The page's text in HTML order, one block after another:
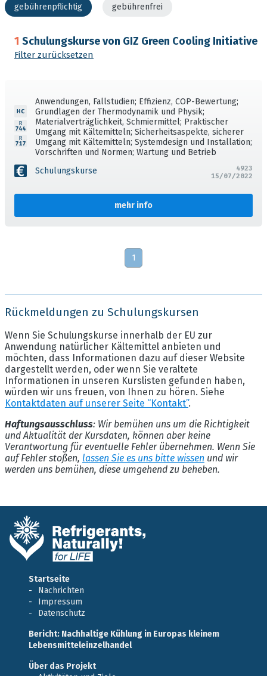
gebührenpflichtig gebührenfrei
1 Schulungskurse von GIZ Green Cooling Initiative
Filter zurücksetzen
Anwendungen, Fallstudien; Effizienz, COP-Bewertung;
Grundlagen der Thermodynamik und Physik;
Materialverträglichkeit, Schmiermittel; Praktischer
Umgang mit Kältemitteln; Sicherheitsaspekte, sicherer
Umgang mit Kältemitteln; Systemdesign und Installation;
Vorschriften und Normen; Wartung und Betrieb
Schulungskurse
mehr info
4923
15/07/2022
1
Rückmeldungen zu Schulungskursen
Wenn Sie Schulungskurse innerhalb der EU zur
Anwendung natürlicher Kältemittel anbieten und
möchten, dass Informationen dazu auf dieser Website
dargestellt werden, oder wenn Sie veraltete
Informationen in unseren Kurslisten gefunden haben,
würden wir uns freuen, von Ihnen zu hören. Siehe
Kontaktdaten auf unserer Seite “Kontakt”.
Haftungsausschluss: Wir bemühen uns um die Richtigkeit
und Aktualität der Kursdaten, können aber keine
Verantwortung für eventuelle Fehler übernehmen. Wenn Sie
auf Fehler stoßen, lassen Sie es uns bitte wissen und wir
werden uns bemühen, diese umgehend zu beheben.
Startseite
Nachrichten
Impressum
Datenschutz
Bericht: Nachhaltige Kühlung in Europas kleinem
Lebensmitteleinzelhandel
Über das Projekt